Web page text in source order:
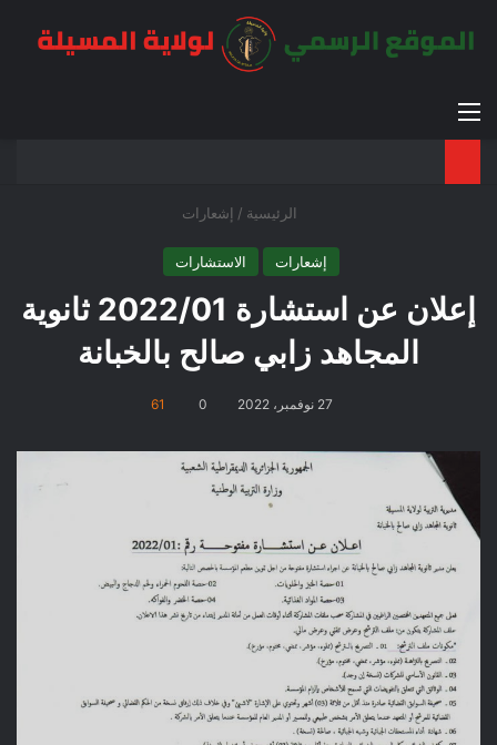
القائمة
الرئيسية / إشعارات
إشعارات الاستشارات
إعلان عن استشارة 2022/01 ثانوية
المجاهد زابي صالح بالخبانة
27 نوفمبر، 2022 0
61